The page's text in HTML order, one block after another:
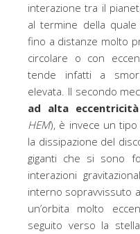
interazione tra il
al termine della
fino a distanze molto
circolare o con
tende infatti a
elevata. Il secondo
ad alta eccentricità
HEM), è invece un tipo
la dissipazione del
giganti che si sono
interazioni
interno sopravvissuto
un’orbita molto
seguito verso la